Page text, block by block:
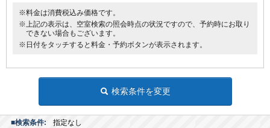
※料金は消費税込み価格です。
※上記の表示は、空室検索の照会時点の状況ですので、予約時にお取り
できない場合もございます。
※日付をタッチすると料金・予約ボタンが表示されます。
検索条件を変更
■検索条件: 指定なし